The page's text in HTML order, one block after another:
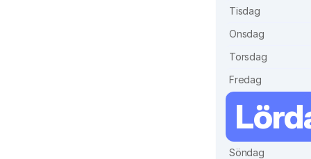
Tisdag
Onsdag
Torsdag
Fredag
Söndag